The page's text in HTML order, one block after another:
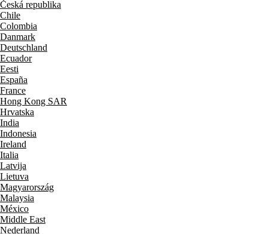
Česká republika
Chile
Colombia
Danmark
Deutschland
Ecuador
Eesti
España
France
Hong Kong SAR
Hrvatska
India
Indonesia
Ireland
Italia
Latvija
Lietuva
Magyarország
Malaysia
México
Middle East
Nederland